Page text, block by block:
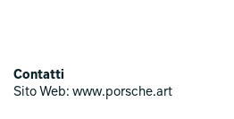
Contatti
Sito Web: www.porsche.art